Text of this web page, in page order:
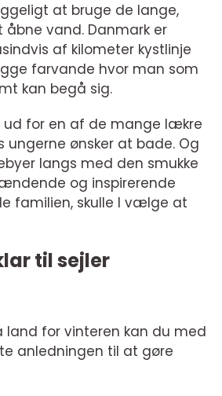
at bruge de lange,
vand. Danmark er
af kilometer kystlinje
farvande hvor man som
kan begå sig.
ud for en af de mange lækre
ungerne ønsker at bade. Og
langs med den smukke
og inspirerende
familien, skulle I vælge at
til sejler
land for vinteren kan du med
anledningen til at gøre